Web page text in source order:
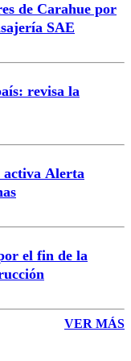
de Carahue por
SAE
revisa la
activa Alerta
el fin de la
VER MÁS